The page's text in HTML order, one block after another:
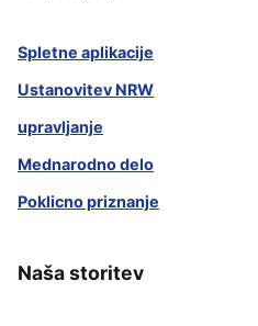
Spletne aplikacije
Ustanovitev NRW
upravljanje
Mednarodno delo
Poklicno priznanje
Naša storitev